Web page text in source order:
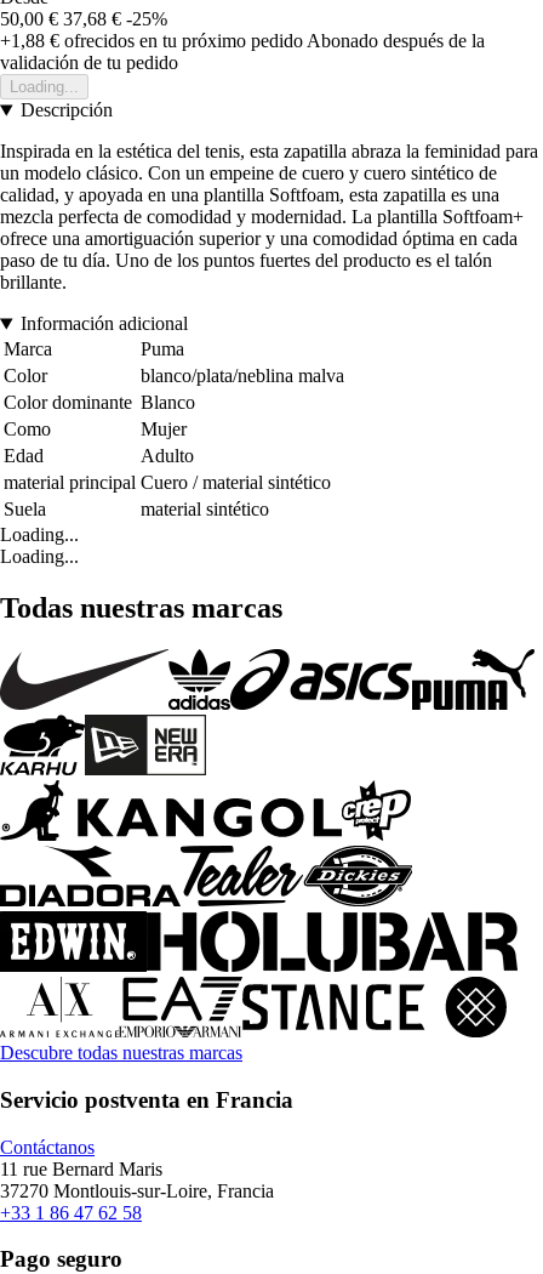
50,00 € 37,68 € -25%
+1,88 € ofrecidos en tu próximo pedido Abonado después de la
validación de tu pedido
Loading...
Descripción
Inspirada en la estética del tenis, esta zapatilla abraza la feminidad para
un modelo clásico. Con un empeine de cuero y cuero sintético de
calidad, y apoyada en una plantilla Softfoam, esta zapatilla es una
mezcla perfecta de comodidad y modernidad. La plantilla Softfoam+
ofrece una amortiguación superior y una comodidad óptima en cada
paso de tu día. Uno de los puntos fuertes del producto es el talón
brillante.
Información adicional
Marca
Puma
Color
blanco/plata/neblina malva
Color dominante Blanco
Como
Mujer
Edad
Adulto
material principal Cuero / material sintético
Suela
material sintético
Loading...
Loading...
Todas nuestras marcas
Descubre todas nuestras marcas
Servicio postventa en Francia
Contáctanos
11 rue Bernard Maris
37270 Montlouis-sur-Loire, Francia
+33 1 86 47 62 58
Pago seguro